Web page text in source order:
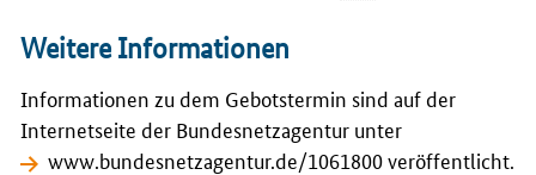
Weitere Informationen
Informationen zu dem Gebotstermin sind auf der
Internetseite der Bundesnetzagentur unter
www.bundesnetzagentur.de/1061800veröffentlicht.